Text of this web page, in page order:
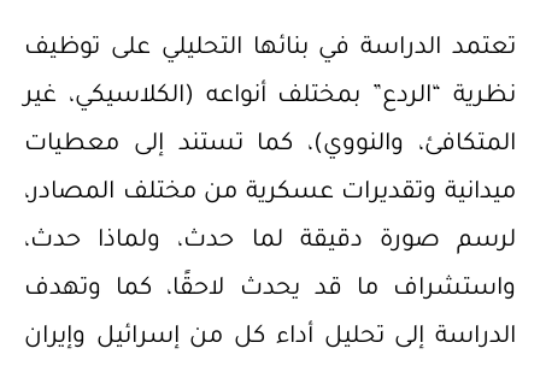
تعتمد الدراسة في بنائها التحليلي على توظيف
نظرية “الردع” بمختلف أنواعه (الكلاسيكي، غير
المتكافئ، والنووي)، كما تستند إلى معطيات
ميدانية وتقديرات عسكرية من مختلف المصادر،
لرسم صورة دقيقة لما حدث، ولماذا حدث،
واستشراف ما قد يحدث لاحقًا، كما وتهدف
الدراسة إلى تحليل أداء كل من إسرائيل وإيران